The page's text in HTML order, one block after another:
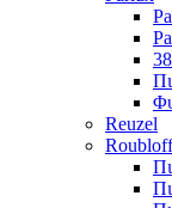
Reuzel
Roubloff